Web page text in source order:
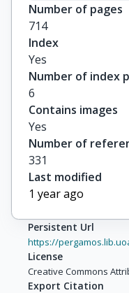
Number of pages
714
Index
Yes
Number of index
6
Contains images
Yes
Number of
331
Last modified
1 year ago
Persistent Url
https://
License
Creative Commons
Export Citation